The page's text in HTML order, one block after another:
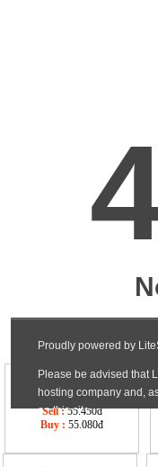
Type :Vàng SJC 1L - 10L
Sell :55.450đ
Buy : 55.080đ